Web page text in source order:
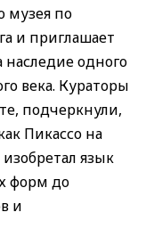
музея по
и приглашает
наследие одного
века. Кураторы
подчеркнули,
Пикассо на
язык
форм до
и